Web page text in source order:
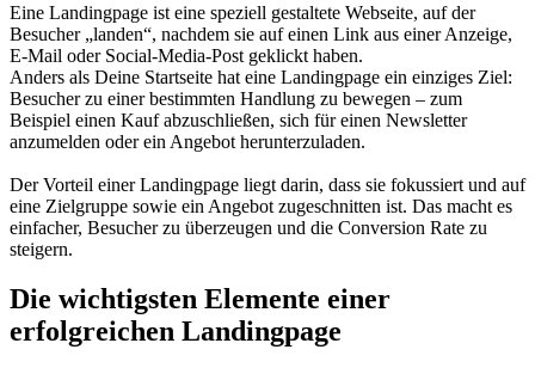
Eine Landingpage ist eine speziell gestaltete Webseite, auf der
Besucher „landen“, nachdem sie auf einen Link aus einer Anzeige,
E-Mail oder Social-Media-Post geklickt haben.
Anders als Deine Startseite hat eine Landingpage ein einziges Ziel:
Besucher zu einer bestimmten Handlung zu bewegen – zum
Beispiel einen Kauf abzuschließen, sich für einen Newsletter
anzumelden oder ein Angebot herunterzuladen.
Der Vorteil einer Landingpage liegt darin, dass sie fokussiert und auf
eine Zielgruppe sowie ein Angebot zugeschnitten ist. Das macht es
einfacher, Besucher zu überzeugen und die Conversion Rate zu
steigern.
Die wichtigsten Elemente einer
erfolgreichen Landingpage